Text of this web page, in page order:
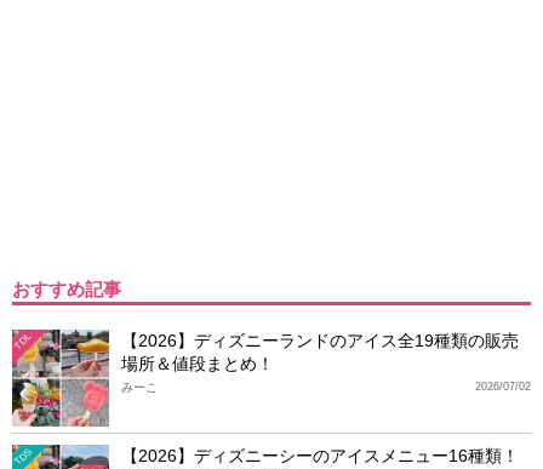
おすすめ記事
TDL
【2026】ディズニーランドのアイス全19種類の販売
場所＆値段まとめ！
2026/07/02
みーこ
TDS
【2026】ディズニーシーのアイスメニュー16種類！